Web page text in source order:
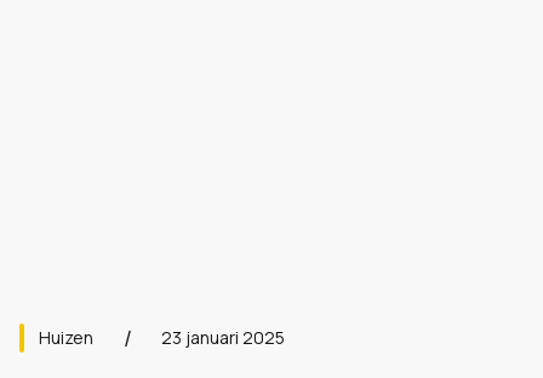
Huizen 23 januari 2025